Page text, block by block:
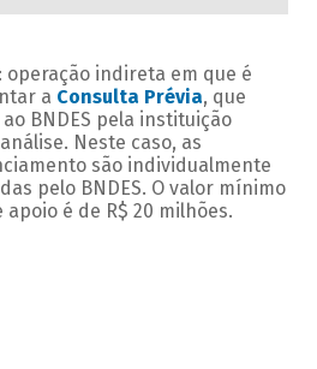
: operação indireta em que é
a Consulta Prévia, que
BNDES pela instituição
Neste caso, as
são individualmente
pelo BNDES. O valor mínimo
é de R$ 20 milhões.